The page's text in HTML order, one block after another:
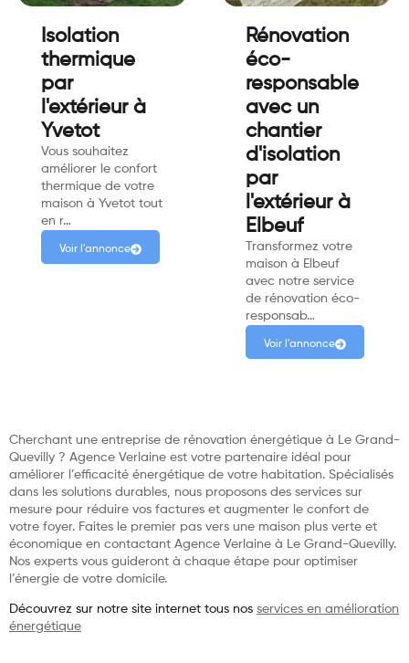
Isolation
thermique
par
l'extérieur à
Yvetot
Vous souhaitez
améliorer le confort
thermique de votre
maison à Yvetot tout
en r…
Voir l'annonce
Rénovation
éco-
responsable
avec un
chantier
d'isolation
par
l'extérieur à
Elbeuf
Transformez votre
maison à Elbeuf
avec notre service
de rénovation éco-
responsab…
Voir l'annonce
Cherchant une entreprise de rénovation énergétique à Le Grand-
Quevilly ? Agence Verlaine est votre partenaire idéal pour
améliorer l’efficacité énergétique de votre habitation. Spécialisés
dans les solutions durables, nous proposons des services sur
mesure pour réduire vos factures et augmenter le confort de
votre foyer. Faites le premier pas vers une maison plus verte et
économique en contactant Agence Verlaine à Le Grand-Quevilly.
Nos experts vous guideront à chaque étape pour optimiser
l’énergie de votre domicile.
Découvrez sur notre site internet tous nos services en amélioration
énergétique